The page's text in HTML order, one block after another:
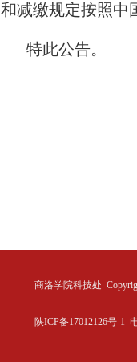
和减缴规定按照中
特此公告。
商洛学院科技处
陕ICP备17012126号-1